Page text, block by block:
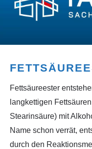
Fettsäureester
langkettigen
Stearinsäure) mit
Name schon verrät,
durch den